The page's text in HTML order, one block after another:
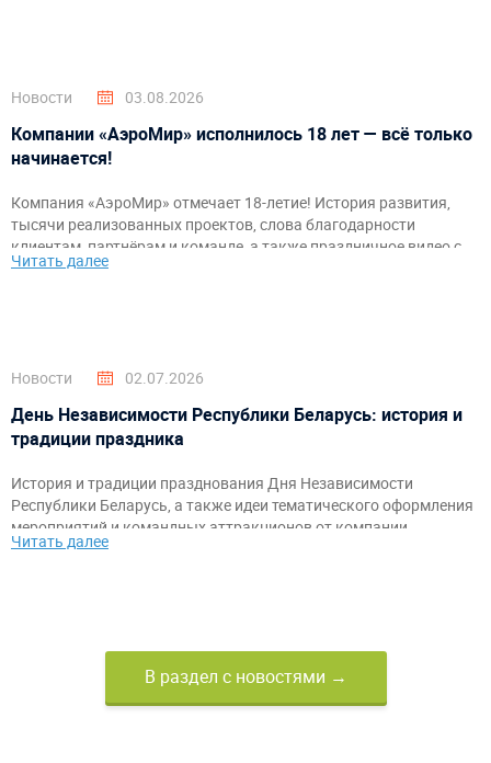
Новости 03.08.2026
Компании «АэроМир» исполнилось 18 лет — всё только
начинается!
Компания «АэроМир» отмечает 18-летие! История развития,
тысячи реализованных проектов, слова благодарности
клиентам, партнёрам и команде, а также праздничное видео с
самыми яркими моментами за годы работы.
Читать далее
Новости 02.07.2026
День Независимости Республики Беларусь: история и
традиции праздника
История и традиции празднования Дня Независимости
Республики Беларусь, а также идеи тематического оформления
мероприятий и командных аттракционов от компании
«АэроМир».
Читать далее
В раздел с новостями →